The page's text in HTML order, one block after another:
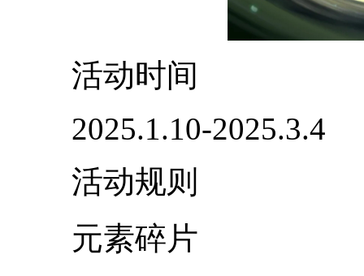
活动时间
2025.1.10-2025.3.4
活动规则
元素碎片